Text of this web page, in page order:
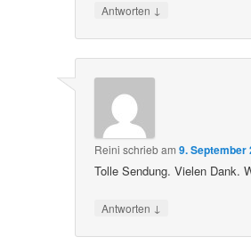
Antworten ↓
Reini schriebam9. September
Tolle Sendung. Vielen Dank.
Antworten ↓